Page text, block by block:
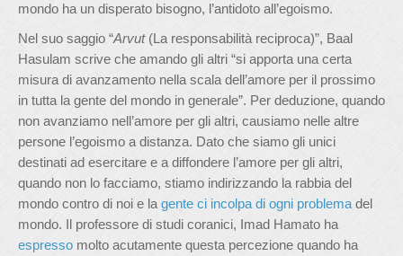
mondo ha un disperato bisogno, l’antidoto all’egoismo.
Nel suo saggio “Arvut (La responsabilità reciproca)”, Baal
Hasulam scrive che amando gli altri “si apporta una certa
misura di avanzamento nella scala dell’amore per il prossimo
in tutta la gente del mondo in generale”. Per deduzione, quando
non avanziamo nell’amore per gli altri, causiamo nelle altre
persone l’egoismo a distanza. Dato che siamo gli unici
destinati ad esercitare e a diffondere l’amore per gli altri,
quando non lo facciamo, stiamo indirizzando la rabbia del
mondo contro di noi e la gente ci incolpa di ogni problema del
mondo. Il professore di studi coranici, Imad Hamato ha
espresso molto acutamente questa percezione quando ha